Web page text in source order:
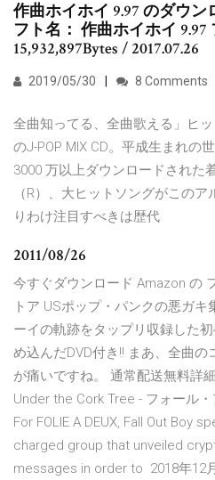
作曲ホイホイ 9.97 のダウ
フト名： 作曲ホイホイ
15,932,897Bytes / 2017.07.26
2019/05/30 8 Comments
全曲知ってる、全曲歌える」ヒ
のJ-POP MIX CD。平成生まれの
3000 万以上ダウンロードされた
（R）、大ヒットソングがこの
りわけ注目すべきは歴代
2011/08/26
今すぐダウンロード Amazon の
トア USポップ・パンクの悪ガ
ーイの軌跡をタップリ収録した
め込んだDVD付き!! まあ、全曲
が痛いですね。 通常配送無料詳
Under the Cork Tree - フォール
For FOLIE A DEUX, Fall Out Boy
charged group that unveiled
messages in order to 2018年12